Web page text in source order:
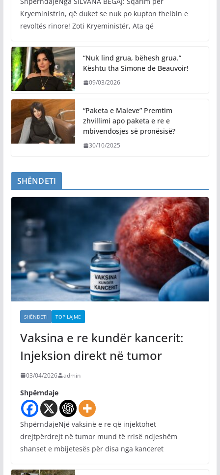
Kryeministrin, që duket se nuk po kupton thelbin e
revoltës rinore! Zoti Kryeministër, Ata që
“Nuk lind grua, bëhesh grua.”
Kështu tha Simone de Beauvoir!
09/03/2026
“Paketa e Maleve” Premtim
zhvillimi apo paketa e re e
mbivendosjes së pronësisë?
30/10/2025
SHËNDETI
SHËNDETI TOP LAJME
Vaksina e re kundër kancerit:
Injeksion direkt në tumor
03/04/2026 admin
Shpërndaje
ShpërndajeNjë vaksinë e re që injektohet
drejtpërdrejt në tumor mund të rrisë ndjeshëm
shanset e mbijetesës për disa nga kanceret